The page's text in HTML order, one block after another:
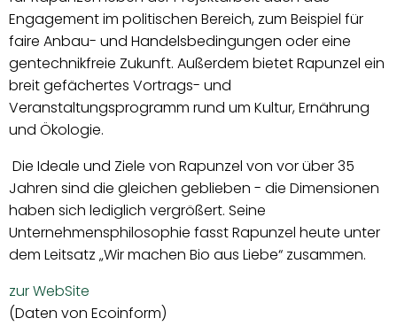
Engagement im politischen Bereich, zum Beispiel für
faire Anbau- und Handelsbedingungen oder eine
gentechnikfreie Zukunft. Außerdem bietet Rapunzel ein
breit gefächertes Vortrags- und
Veranstaltungsprogramm rund um Kultur, Ernährung
und Ökologie.
Die Ideale und Ziele von Rapunzel von vor über 35
Jahren sind die gleichen geblieben - die Dimensionen
haben sich lediglich vergrößert. Seine
Unternehmensphilosophie fasst Rapunzel heute unter
dem Leitsatz „Wir machen Bio aus Liebe“ zusammen.
zur WebSite
(Daten von Ecoinform)